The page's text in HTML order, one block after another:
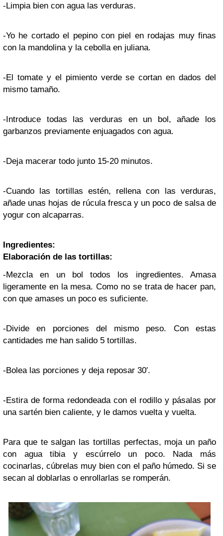
-Limpia bien con agua las verduras.
-Yo he cortado el pepino con piel en rodajas muy finas
con la mandolina y la cebolla en juliana.
-El tomate y el pimiento verde se cortan en dados del
mismo tamaño.
-Introduce todas las verduras en un bol, añade los
garbanzos previamente enjuagados con agua.
-Deja macerar todo junto 15-20 minutos.
-Cuando las tortillas estén, rellena con las verduras,
añade unas hojas de rúcula fresca y un poco de salsa de
yogur con alcaparras.
Ingredientes:
Elaboración de las tortillas:
-Mezcla en un bol todos los ingredientes. Amasa
ligeramente en la mesa. Como no se trata de hacer pan,
con que amases un poco es suficiente.
-Divide en porciones del mismo peso. Con estas
cantidades me han salido 5 tortillas.
-Bolea las porciones y deja reposar 30′.
-Estira de forma redondeada con el rodillo y pásalas por
una sartén bien caliente, y le damos vuelta y vuelta.
Para que te salgan las tortillas perfectas, moja un paño
con agua tibia y escúrrelo un poco. Nada más
cocinarlas, cúbrelas muy bien con el paño húmedo. Si se
secan al doblarlas o enrollarlas se romperán.